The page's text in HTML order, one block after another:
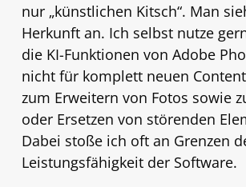
nur „künstlichen Kitsch“. Man
Herkunft an. Ich selbst nutze
die KI-Funktionen von Adobe
nicht für komplett neuen
zum Erweitern von Fotos sowie
oder Ersetzen von störenden
Dabei stoße ich oft an Grenzen
Leistungsfähigkeit der Software.